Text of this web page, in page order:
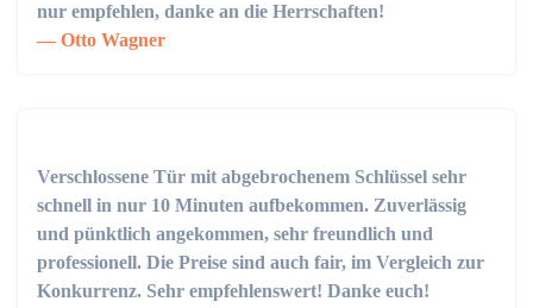
nur empfehlen, danke an die Herrschaften!
Otto Wagner
Verschlossene Tür mit abgebrochenem Schlüssel sehr
schnell in nur 10 Minuten aufbekommen. Zuverlässig
und pünktlich angekommen, sehr freundlich und
professionell. Die Preise sind auch fair, im Vergleich zur
Konkurrenz. Sehr empfehlenswert! Danke euch!